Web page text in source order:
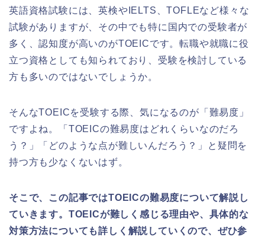
英語資格試験には、英検やIELTS、TOFLEなど様々な
試験がありますが、その中でも特に国内での受験者が
多く、認知度が高いのがTOEICです。転職や就職に役
立つ資格としても知られており、受験を検討している
方も多いのではないでしょうか。
そんなTOEICを受験する際、気になるのが「難易度」
ですよね。「TOEICの難易度はどれくらいなのだろ
う？」「どのような点が難しいんだろう？」と疑問を
持つ方も少なくないはず。
そこで、この記事ではTOEICの難易度について解説し
ていきます。TOEICが難しく感じる理由や、具体的な
対策方法についても詳しく解説していくので、ぜひ参